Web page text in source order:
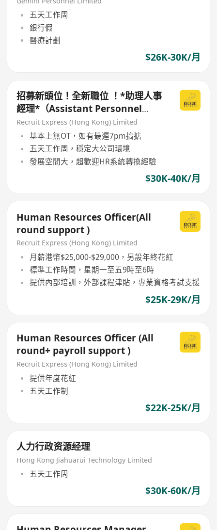
五天工作周
銀行假
醫療計劃
$26K-30K/月
招募新頭位！全新職位 ！*助理人事
經理*（Assistant Personnel
Manager）
Recruit Express (Hong Kong) Limited
基本上無OT，如有最遲7pm搞掂
五天工作周，穩定大公司環境
發展空間大，超歡迎HR系統轉換經驗
$30K-40K/月
Human Resources Officer(All
round support )
Recruit Express (Hong Kong) Limited
月薪港幣$25,000-$29,000，另設年終花紅
標準工作時間，星期一至五9時至6時
提供內部培訓，外部課程津貼，專業資格考試支援
$25K-29K/月
Human Resources Officer (All
round+ payroll support )
Recruit Express (Hong Kong) Limited
提供年度花紅
五天工作制
$22K-25K/月
人力行政资源经理
Hong Kong Jiahuarui Technology Limited
五天工作周
$30K-60K/月